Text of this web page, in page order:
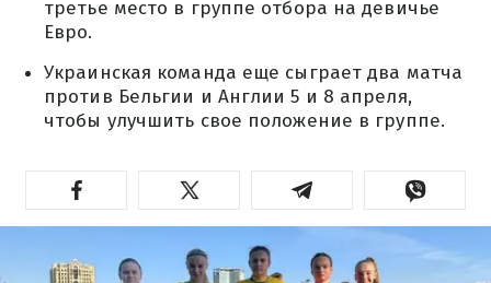
третье место в группе отбора на девичье
Евро.
Украинская команда еще сыграет два матча
против Бельгии и Англии 5 и 8 апреля,
чтобы улучшить свое положение в группе.